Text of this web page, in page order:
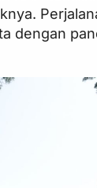
dengan